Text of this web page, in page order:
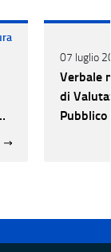
07 luglio
Verbale
di